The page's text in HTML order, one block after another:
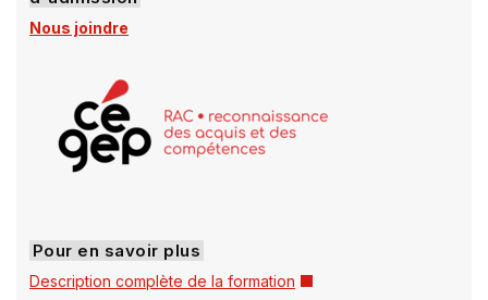
Nous joindre
Pour en savoir plus
Description complète de la formation Ce